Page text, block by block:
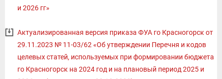
и 2026 гг»
Актуализированная версия приказа ФУА го Красногорск от
29.11.2023 № 11-03/62 «Об утверждении Перечня и кодов
целевых статей, используемых при формировании бюджета
го Красногорск на 2024 год и на плановый период 2025 и